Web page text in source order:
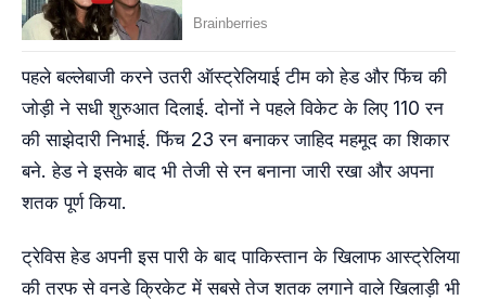
पहले बल्लेबाजी करने उतरी ऑस्ट्रेलियाई टीम को हेड और फिंच की
जोड़ी ने सधी शुरुआत दिलाई. दोनों ने पहले विकेट के लिए 110 रन
की साझेदारी निभाई. फिंच 23 रन बनाकर जाहिद महमूद का शिकार
बने. हेड ने इसके बाद भी तेजी से रन बनाना जारी रखा और अपना
शतक पूर्ण किया.
ट्रेविस हेड अपनी इस पारी के बाद पाकिस्तान के खिलाफ आस्ट्रेलिया
की तरफ से वनडे क्रिकेट में सबसे तेज शतक लगाने वाले खिलाड़ी भी